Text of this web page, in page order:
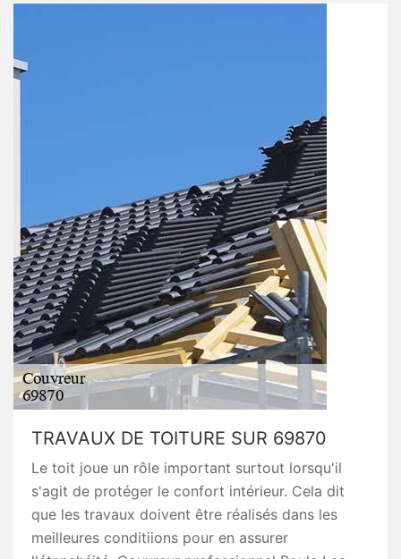
TRAVAUX DE TOITURE SUR 69870
Le toit joue un rôle important surtout lorsqu'il
s'agit de protéger le confort intérieur. Cela dit
que les travaux doivent être réalisés dans les
meilleures conditiions pour en assurer